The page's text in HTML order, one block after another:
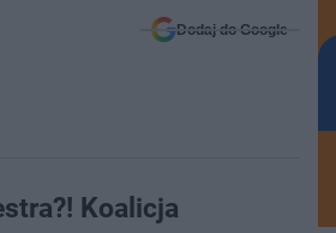
Dodaj do Google
Koalicja